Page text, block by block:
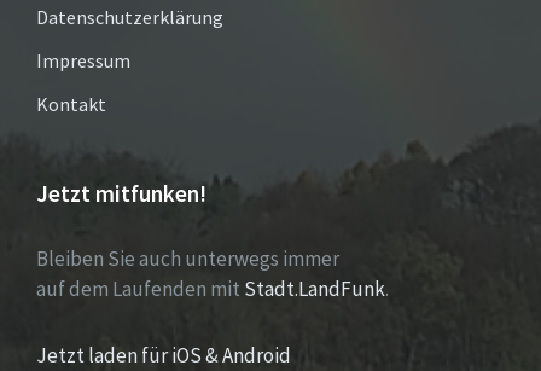
Datenschutzerklärung
Impressum
Kontakt
Jetzt mitfunken!
Bleiben Sie auch unterwegs immer
auf dem Laufenden mit Stadt.LandFunk.
Jetzt laden für iOS & Android